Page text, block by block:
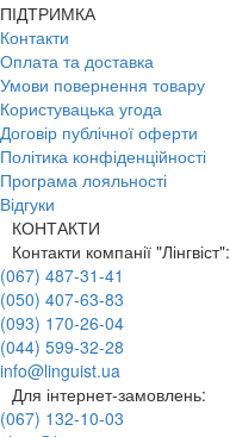
ПІДТРИМКА
Контакти
Оплата та доставка
Умови повернення товару
Користувацька угода
Договір публічної оферти
Політика конфіденційності
Програма лояльності
Відгуки
КОНТАКТИ
Контакти компанії "Лінгвіст":
(067) 487-31-41
(050) 407-63-83
(093) 170-26-04
(044) 599-32-28
info@linguist.ua
Для інтернет-замовлень:
(067) 132-10-03